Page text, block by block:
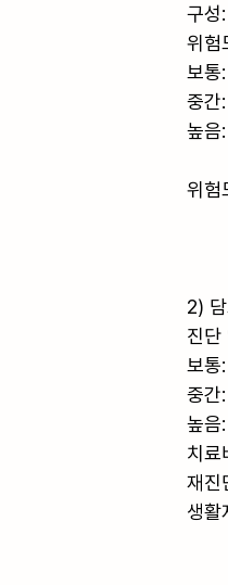
구성
위험
보통
중간
높음
위험
2)
진
보
중
높음
치료
재진
생활